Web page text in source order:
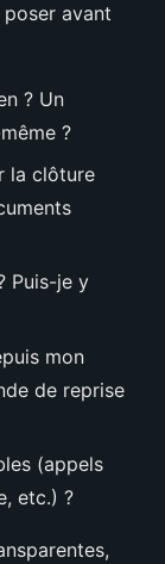
avant
? Un
?
la clôture
Puis-je y
mon
de reprise
(appels
etc.) ?